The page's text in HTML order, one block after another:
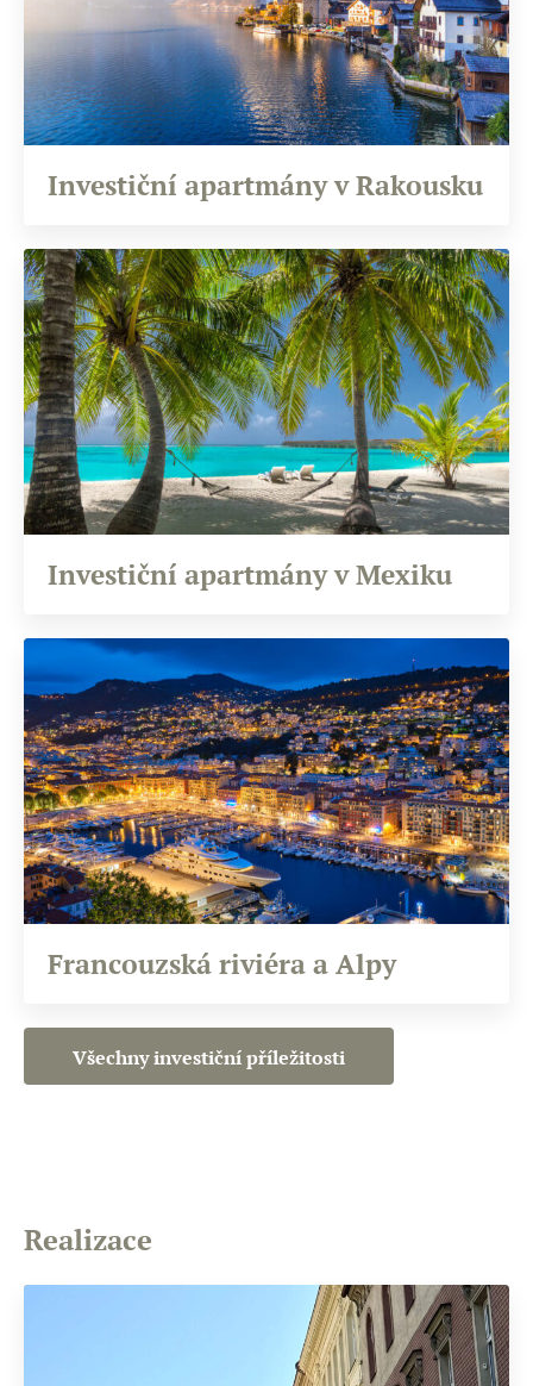
Investiční apartmány v Rakousku
Investiční apartmány v Mexiku
Francouzská riviéra a Alpy
Všechny investiční příležitosti
Realizace